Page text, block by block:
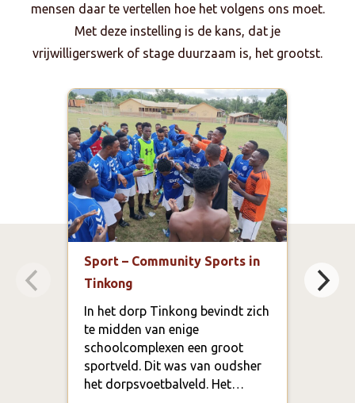
mensen daar te vertellen hoe het volgens ons moet.
Met deze instelling is de kans, dat je
vrijwilligerswerk of stage duurzaam is, het grootst.
Sport – Community Sports in
Tinkong
In het dorp Tinkong bevindt zich
te midden van enige
schoolcomplexen een groot
sportveld. Dit was van oudsher
het dorpsvoetbalveld. Het…